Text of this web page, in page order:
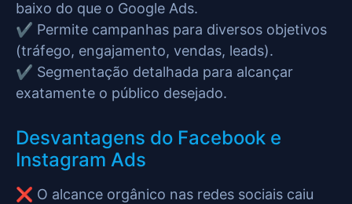
baixo do que o Google Ads.
✔️ Permite campanhas para diversos objetivos
(tráfego, engajamento, vendas, leads).
✔️ Segmentação detalhada para alcançar
exatamente o público desejado.
Desvantagens do Facebook e
Instagram Ads
❌ O alcance orgânico nas redes sociais caiu